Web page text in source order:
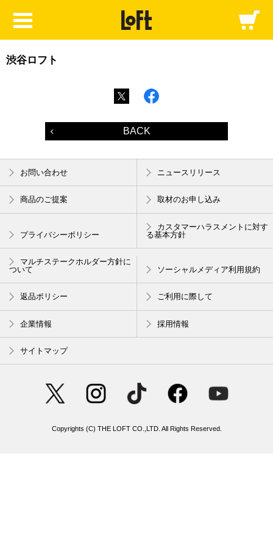
渋谷ロフト
BACK
お問い合わせ ニュースリリース
商品のご提案 取材のお申し込み
プライバシーポリシー
カスタマーハラスメントに対す
る基本方針
マルチステークホルダー方針に
ついて
ソーシャルメディア利用規約
返品ポリシー ご利用に際して
企業情報 採用情報
サイトマップ
Copyrights (C) THE LOFT CO.,LTD. All Rights Reserved.